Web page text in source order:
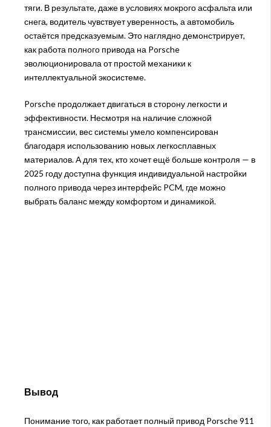
тяги. В результате, даже в условиях мокрого асфальта или
снега, водитель чувствует уверенность, а автомобиль
остаётся предсказуемым. Это наглядно демонстрирует,
как работа полного привода на Porsche
эволюционировала от простой механики к
интеллектуальной экосистеме.
Porsche продолжает двигаться в сторону легкости и
эффективности. Несмотря на наличие сложной
трансмиссии, вес системы умело компенсирован
благодаря использованию новых легкосплавных
материалов. А для тех, кто хочет ещё больше контроля — в
2025 году доступна функция индивидуальной настройки
полного привода через интерфейс PCM, где можно
выбрать баланс между комфортом и динамикой.
Вывод
Понимание того, как работает полный привод Porsche 911